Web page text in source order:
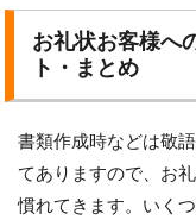
お礼状お客様へ
ト・まとめ
書類作成時などは敬
てありますので、お
慣れてきます。いく